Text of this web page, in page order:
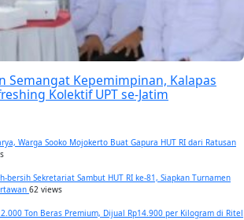
Semangat Kepemimpinan, Kalapas
Kolektif UPT se-Jatim
Warga Sooko Mojokerto Buat Gapura HUT RI dari Ratusan
bersih Sekretariat Sambut HUT RI ke-81, Siapkan Turnamen
62 views
Ton Beras Premium, Dijual Rp14.900 per Kilogram di Ritel